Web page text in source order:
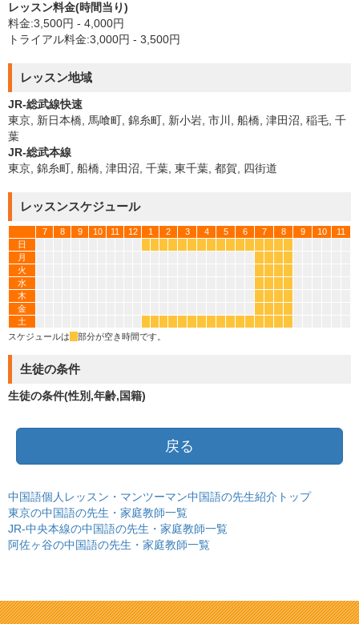
レッスン料金(時間当り)
料金:3,500円 - 4,000円
トライアル料金:3,000円 - 3,500円
レッスン地域
JR-総武線快速
東京, 新日本橋, 馬喰町, 錦糸町, 新小岩, 市川, 船橋, 津田沼, 稲毛, 千
葉
JR-総武本線
東京, 錦糸町, 船橋, 津田沼, 千葉, 東千葉, 都賀, 四街道
レッスンスケジュール
7 8 9 10 11 12 1 2 3 4 5 6 7 8 9 10
11
日
月
火
水
木
金
土
スケジュールは
部分が空き時間です。
生徒の条件
生徒の条件(性別,年齢,国籍)
戻る
中国語個人レッスン・マンツーマン中国語の先生紹介トップ
東京の中国語の先生・家庭教師一覧
JR-中央本線の中国語の先生・家庭教師一覧
阿佐ヶ谷の中国語の先生・家庭教師一覧